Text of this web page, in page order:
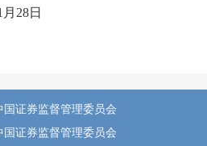
日
国证券监督管理委员会
国证券监督管理委员会